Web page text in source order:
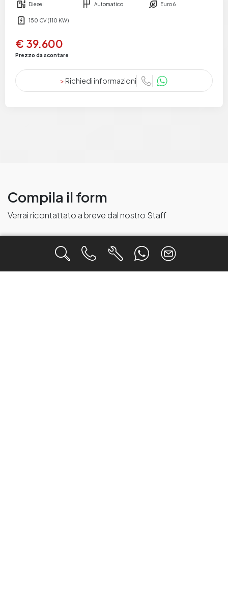
Diesel Automatico Euro 6
150 CV (110 KW)
€ 39.600
Prezzo da scontare
> Richiedi informazioni
Compila il form
Verrai ricontattato a breve dal nostro Staff